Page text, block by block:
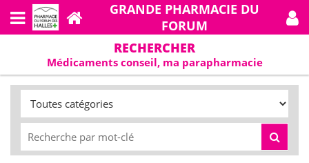
GRANDE PHARMACIE DU
FORUM
RECHERCHER
Médicaments conseil, ma parapharmacie